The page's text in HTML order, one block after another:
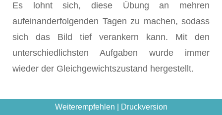
Es lohnt sich, diese Übung an mehren
aufeinanderfolgenden Tagen zu machen, sodass
sich das Bild tief verankern kann. Mit den
unterschiedlichsten Aufgaben wurde immer
wieder der Gleichgewichtszustand hergestellt.
Weiterempfehlen Druckversion